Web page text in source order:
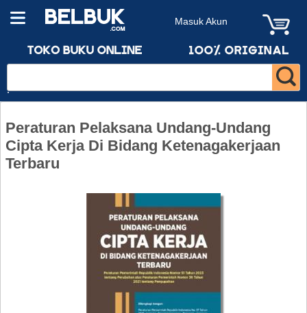
Masuk Akun
Peraturan Pelaksana Undang-Undang
Cipta Kerja Di Bidang Ketenagakerjaan
Terbaru